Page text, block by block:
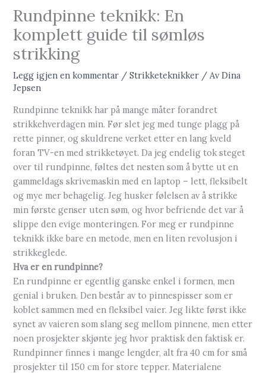
Rundpinne teknikk: En
komplett guide til sømløs
strikking
Legg igjen en kommentar /Strikketeknikker / Av Dina
Jepsen
Rundpinne teknikk har på mange måter forandret
strikkehverdagen min. Før slet jeg med tunge plagg på
rette pinner, og skuldrene verket etter en lang kveld
foran TV-en med strikketøyet. Da jeg endelig tok steget
over til rundpinne, føltes det nesten som å bytte ut en
gammeldags skrivemaskin med en laptop – lett, fleksibelt
og mye mer behagelig. Jeg husker følelsen av å strikke
min første genser uten søm, og hvor befriende det var å
slippe den evige monteringen. For meg er rundpinne
teknikk ikke bare en metode, men en liten revolusjon i
strikkeglede.
Hva er en rundpinne?
En rundpinne er egentlig ganske enkel i formen, men
genial i bruken. Den består av to pinnespisser som er
koblet sammen med en fleksibel vaier. Jeg likte først ikke
synet av vaieren som slang seg mellom pinnene, men etter
noen prosjekter skjønte jeg hvor praktisk den faktisk er.
Rundpinner finnes i mange lengder, alt fra 40 cm for små
prosjekter til 150 cm for store tepper. Materialene